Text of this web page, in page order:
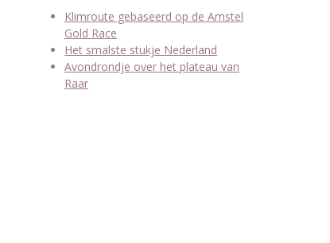
Klimroute gebaseerd op de Amstel
Gold Race
Het smalste stukje Nederland
Avondrondje over het plateau van
Raar